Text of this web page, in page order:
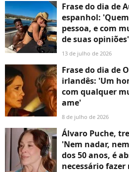
Frase do dia de
espanhol:
pessoa, e com
de suas opiniões'
13 de julho de 2026
Frase do dia de
irlandês: 'Um
com qualquer
ame'
8 de julho de 2026
Álvaro Puche,
'Nem nadar,
dos 50 anos, é
necessário